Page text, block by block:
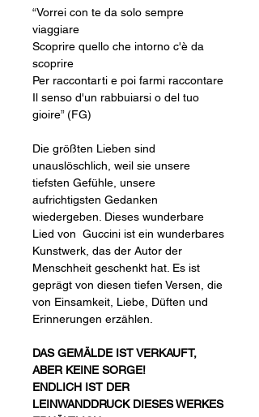
“Vorrei con te da solo sempre
viaggiare
Scoprire quello che intorno c'è da
scoprire
Per raccontarti e poi farmi raccontare
Il senso d'un rabbuiarsi o del tuo
gioire” (FG)
Die größten Lieben sind
unauslöschlich, weil sie unsere
tiefsten Gefühle, unsere
aufrichtigsten Gedanken
wiedergeben. Dieses wunderbare
Lied von Guccini ist ein wunderbares
Kunstwerk, das der Autor der
Menschheit geschenkt hat. Es ist
geprägt von diesen tiefen Versen, die
von Einsamkeit, Liebe, Düften und
Erinnerungen erzählen.
DAS GEMÄLDE IST VERKAUFT,
ABER KEINE SORGE!
ENDLICH IST DER
LEINWANDDRUCK DIESES WERKES